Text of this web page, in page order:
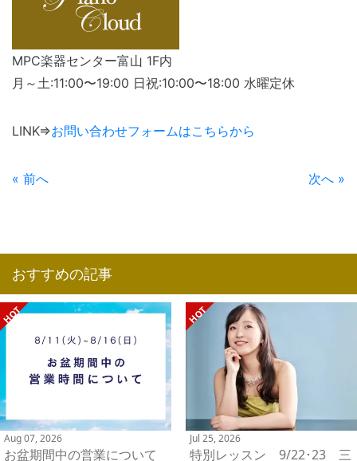
MPC楽器センター富山 1F内
月～土:11:00〜19:00 日祝:10:00〜18:00 水曜定休
LINK⇒お問い合わせフォームはこちらから
« 前へ 次へ »
おすすめの記事
Aug 07, 2026
お盆期間中の営業について
Jul 25, 2026
特別レッスン 9/22･23 三